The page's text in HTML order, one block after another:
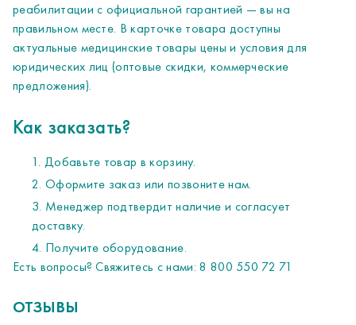
реабилитации с официальной гарантией — вы на
правильном месте. В карточке товара доступны
актуальные медицинские товары цены и условия для
юридических лиц (оптовые скидки, коммерческие
предложения).
Как заказать?
Добавьте товар в корзину.
Оформите заказ или позвоните нам.
Менеджер подтвердит наличие и согласует
доставку.
Получите оборудование.
Есть вопросы? Свяжитесь с нами: 8 800 550 72 71
ОТЗЫВЫ